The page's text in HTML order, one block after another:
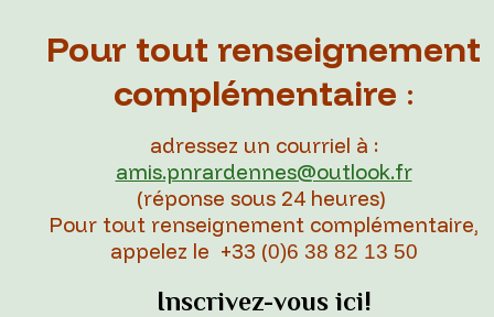
Pour tout renseignement
complémentaire :
adressez un courriel à :
amis.pnrardennes@outlook.fr
(réponse sous 24 heures)
Pour tout renseignement complémentaire,
appelez le +33 (0)6 38 82 13 50
Inscrivez-vous ici!